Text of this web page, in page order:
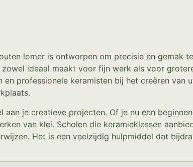
lomer is ontworpen om precisie en gemak
ideaal maakt voor fijn werk als voor
professionele keramisten bij het creëren van
je creatieve projecten. Of je nu een
van klei. Scholen die keramieklessen
Het is een veelzijdig hulpmiddel dat